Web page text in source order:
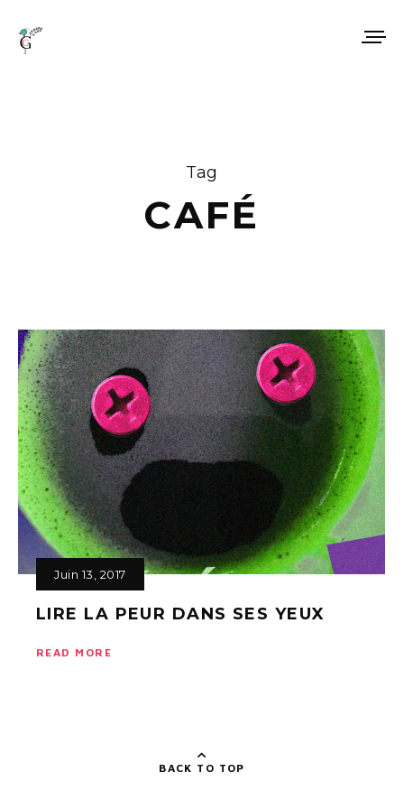
Tag
CAFÉ
Juin 13, 2017
LIRE LA PEUR DANS SES YEUX
READ MORE
BACK TO TOP